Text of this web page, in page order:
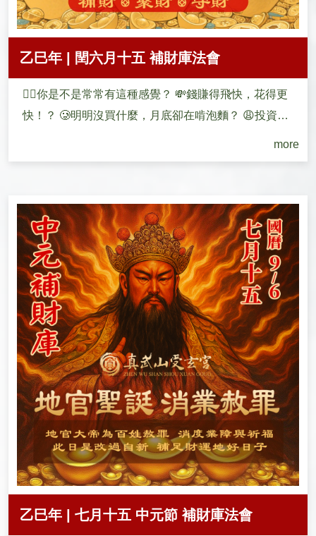
乙巳年 | 閏六月十五 補財庫法會
🙋‍♀️你是不是常常有這種感覺？ 💸錢賺得飛快，花得更
快！？ 🥲明明沒買什麼，月底卻在啃泡麵？ 😩投資
more
乙巳年 | 七月十五 中元節 補財庫法會